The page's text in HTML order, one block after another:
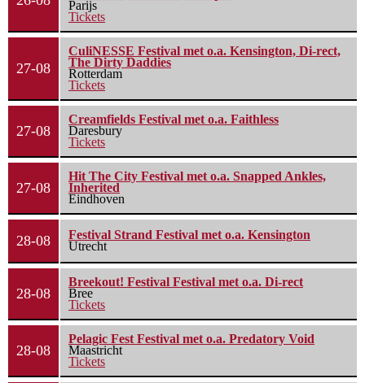
Parijs
Tickets
27-08
CuliNESSE Festival met o.a. Kensington, Di-rect,
The Dirty Daddies
Rotterdam
Tickets
27-08
Creamfields Festival met o.a. Faithless
Daresbury
Tickets
27-08
Hit The City Festival met o.a. Snapped Ankles,
Inherited
Eindhoven
28-08
Festival Strand Festival met o.a. Kensington
Utrecht
28-08
Breekout! Festival Festival met o.a. Di-rect
Bree
Tickets
28-08
Pelagic Fest Festival met o.a. Predatory Void
Maastricht
Tickets